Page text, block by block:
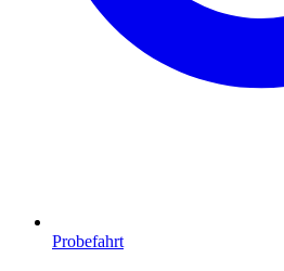
Probefahrt